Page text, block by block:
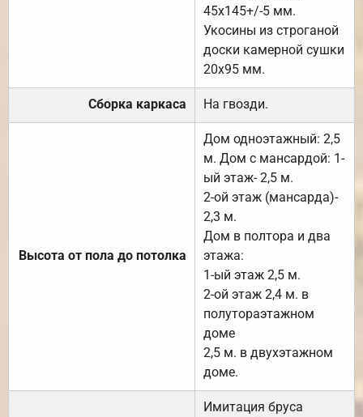
45х145+/-5 мм.
Укосины из строганой
доски камерной сушки
20х95 мм.
Сборка каркаса На гвозди.
Высота от пола до потолка
Дом одноэтажный: 2,5
м. Дом с мансардой: 1-
ый этаж- 2,5 м.
2-ой этаж (мансарда)-
2,3 м.
Дом в полтора и два
этажа:
1-ый этаж 2,5 м.
2-ой этаж 2,4 м. в
полутораэтажном
доме
2,5 м. в двухэтажном
доме.
Имитация бруса